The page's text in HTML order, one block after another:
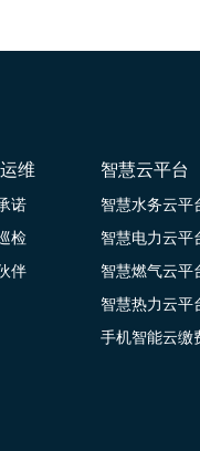
维
诺
检
伴
智慧云平台
智慧水务云平
智慧电力云平
智慧燃气云平
智慧热力云平
手机智能云缴